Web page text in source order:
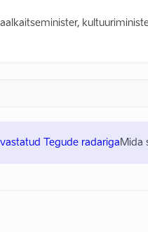
Tegude radariga Mida